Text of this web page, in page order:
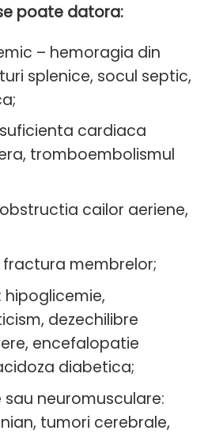
poate datora:
– hemoragia din
splenice, socul septic,
cardiaca
tromboembolismul
cailor aeriene,
membrelor;
hipoglicemie,
dezechilibre
encefalopatie
diabetica;
sau neuromusculare:
tumori cerebrale,